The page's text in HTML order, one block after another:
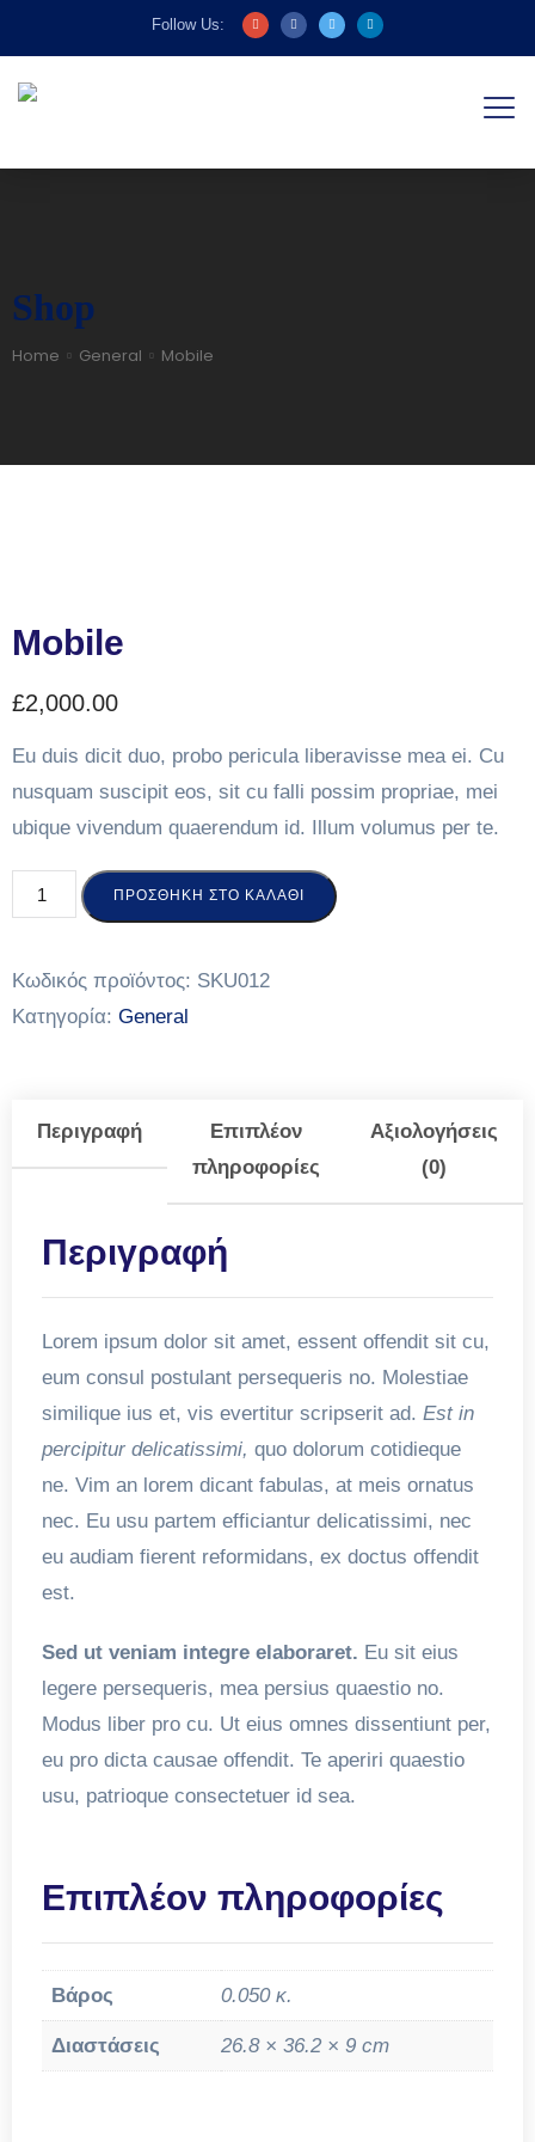
Follow Us:
Shop
Home General Mobile
Mobile
£2,000.00
Eu duis dicit duo, probo pericula liberavisse mea ei. Cu
nusquam suscipit eos, sit cu falli possim propriae, mei
ubique vivendum quaerendum id. Illum volumus per te.
ΠΡΟΣΘΉΚΗ ΣΤΟ ΚΑΛΆΘΙ
Κωδικός προϊόντος: SKU012
Κατηγορία: General
Περιγραφή
Επιπλέον
πληροφορίες
Αξιολογήσεις
(0)
Περιγραφή
Lorem ipsum dolor sit amet, essent offendit sit cu,
eum consul postulant persequeris no. Molestiae
similique ius et, vis evertitur scripserit ad. Est in
percipitur delicatissimi, quo dolorum cotidieque
ne. Vim an lorem dicant fabulas, at meis ornatus
nec. Eu usu partem efficiantur delicatissimi, nec
eu audiam fierent reformidans, ex doctus offendit
est.
Sed ut veniam integre elaboraret. Eu sit eius
legere persequeris, mea persius quaestio no.
Modus liber pro cu. Ut eius omnes dissentiunt per,
eu pro dicta causae offendit. Te aperiri quaestio
usu, patrioque consectetuer id sea.
Επιπλέον πληροφορίες
Βάρος 0.050 κ.
Διαστάσεις 26.8 × 36.2 × 9 cm